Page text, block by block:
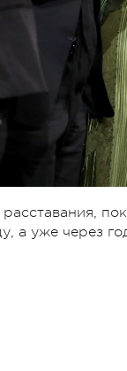
а уже